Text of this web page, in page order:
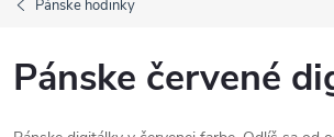
Pánske hodinky
Pánske červené